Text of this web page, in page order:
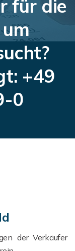
für die
+49
0
der Verkäufer